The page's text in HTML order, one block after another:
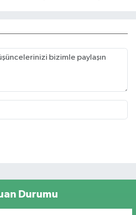
Durumu